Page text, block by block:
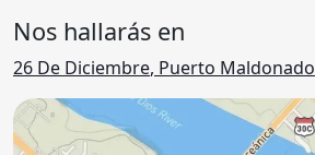
Nos hallarás en
26 De Diciembre, Puerto Maldonado